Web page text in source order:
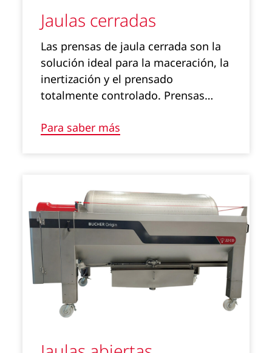
Jaulas cerradas
Las prensas de jaula cerrada son la
solución ideal para la maceración, la
inertización y el prensado
totalmente controlado. Prensas…
Para saber más